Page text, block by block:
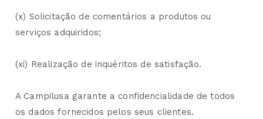
(x) Solicitação de comentários a produtos ou
serviços adquiridos;
(xi) Realização de inquéritos de satisfação.
A Campilusa garante a confidencialidade de todos
os dados fornecidos pelos seus clientes.